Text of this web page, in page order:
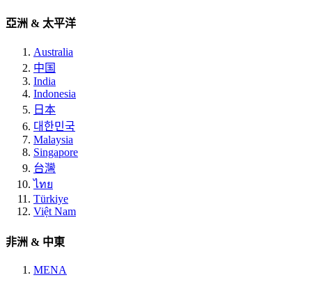
亞洲 & 太平洋
Australia
中国
India
Indonesia
日本
대한민국
Malaysia
Singapore
台灣
ไทย
Türkiye
Việt Nam
非洲 & 中東
MENA